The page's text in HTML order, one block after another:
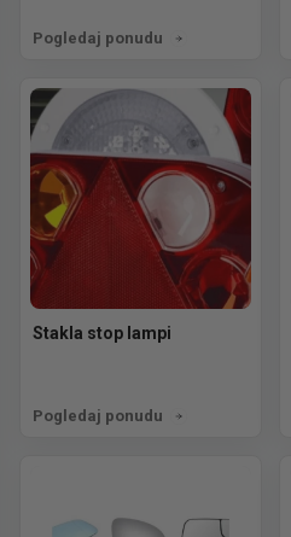
Pogledaj ponudu
Stakla stop lampi
Pogledaj ponudu